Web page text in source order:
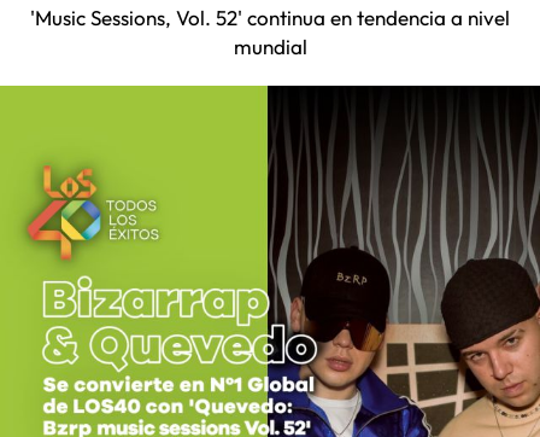
'Music Sessions, Vol. 52' continua en tendencia a nivel
mundial